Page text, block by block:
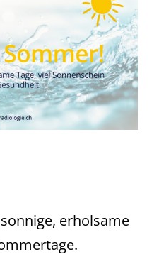
erholsame